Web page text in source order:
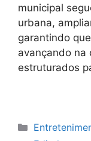
municipal
urbana,
garantindo
avançando na
estruturados
Categorias